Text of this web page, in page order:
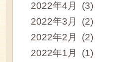
2022年4月 (3)
2022年3月 (2)
2022年2月 (2)
2022年1月 (1)